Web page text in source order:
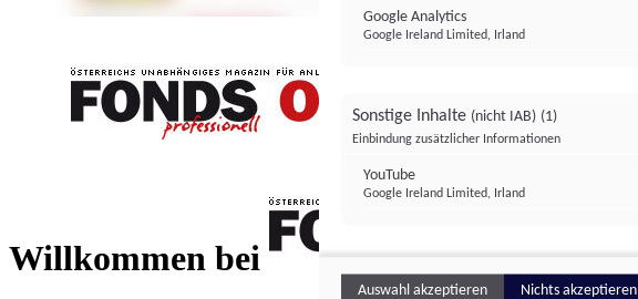
Willkommen bei
FONDS professionell
Google Analytics
Google Ireland Limited, Irland
Sonstige Inhalte (nicht IAB) (1)
Einbindung zusätzlicher Informationen
YouTube
Google Ireland Limited, Irland
Auswahl akzeptieren Nichts akzeptieren